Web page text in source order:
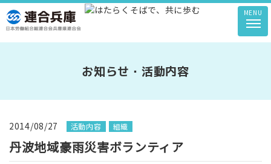
MENU
お知らせ・活動内容
2014/08/27 活動内容 組織
丹波地域豪雨災害ボランティア